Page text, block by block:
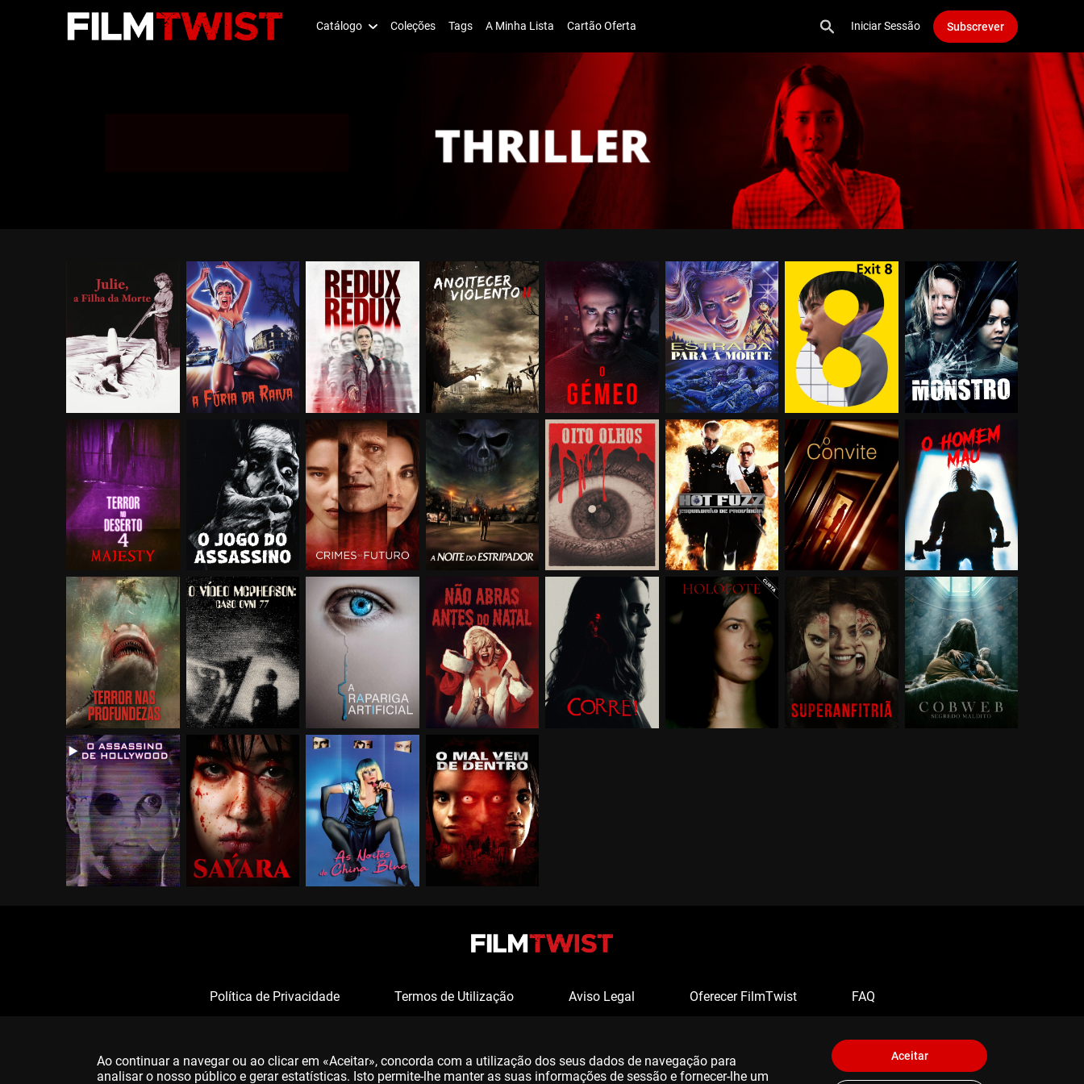
Catálogo Coleções Tags A Minha Lista Cartão Oferta Iniciar Sessão Subscrever
Política de Privacidade Termos de Utilização Aviso Legal Oferecer FilmTwist FAQ
Ao continuar a navegar ou ao clicar em «Aceitar», concorda com a utilização dos seus dados de navegação para
analisar o nosso público e gerar estatísticas. Isto permite-lhe manter as suas informações de sessão e fornecer-lhe um
Aceitar